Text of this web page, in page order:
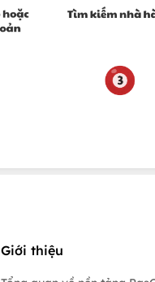
Giới thiệu